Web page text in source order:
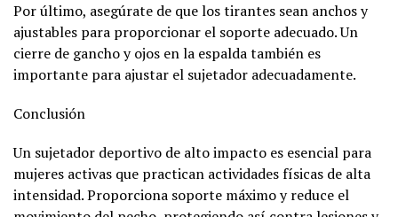
Por último, asegúrate de que los tirantes sean anchos y
ajustables para proporcionar el soporte adecuado. Un
cierre de gancho y ojos en la espalda también es
importante para ajustar el sujetador adecuadamente.
Conclusión
Un sujetador deportivo de alto impacto es esencial para
mujeres activas que practican actividades físicas de alta
intensidad. Proporciona soporte máximo y reduce el